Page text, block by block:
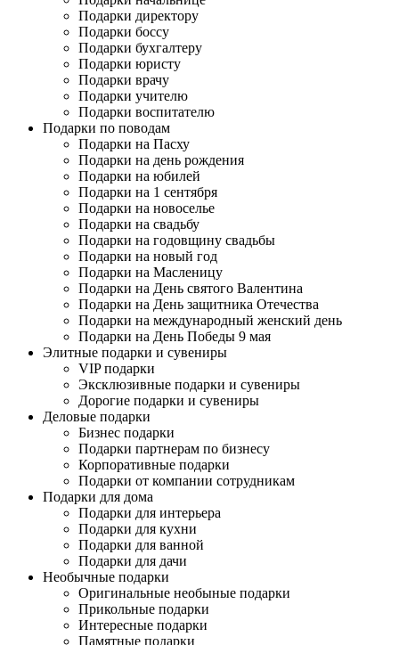
Подарки директору
Подарки боссу
Подарки бухгалтеру
Подарки юристу
Подарки врачу
Подарки учителю
Подарки воспитателю
Подарки по поводам
Подарки на Пасху
Подарки на день рождения
Подарки на юбилей
Подарки на 1 сентября
Подарки на новоселье
Подарки на свадьбу
Подарки на годовщину свадьбы
Подарки на новый год
Подарки на Масленицу
Подарки на День святого Валентина
Подарки на День защитника Отечества
Подарки на международный женский день
Подарки на День Победы 9 мая
Элитные подарки и сувениры
VIP подарки
Эксклюзивные подарки и сувениры
Дорогие подарки и сувениры
Деловые подарки
Бизнес подарки
Подарки партнерам по бизнесу
Корпоративные подарки
Подарки от компании сотрудникам
Подарки для дома
Подарки для интерьера
Подарки для кухни
Подарки для ванной
Подарки для дачи
Необычные подарки
Оригинальные необыные подарки
Прикольные подарки
Интересные подарки
Памятные подарки